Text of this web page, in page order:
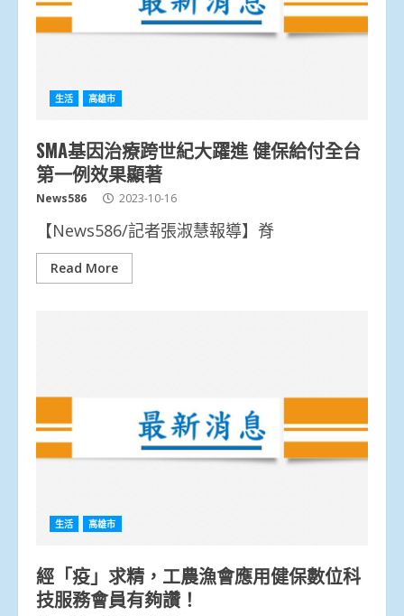
生活 高雄市
SMA基因治療跨世紀大躍進 健保給付全台
第一例效果顯著
News586 2023-10-16
【News586/記者張淑慧報導】脊
Read More
生活 高雄市
經「疫」求精，工農漁會應用健保數位科
技服務會員有夠讚！